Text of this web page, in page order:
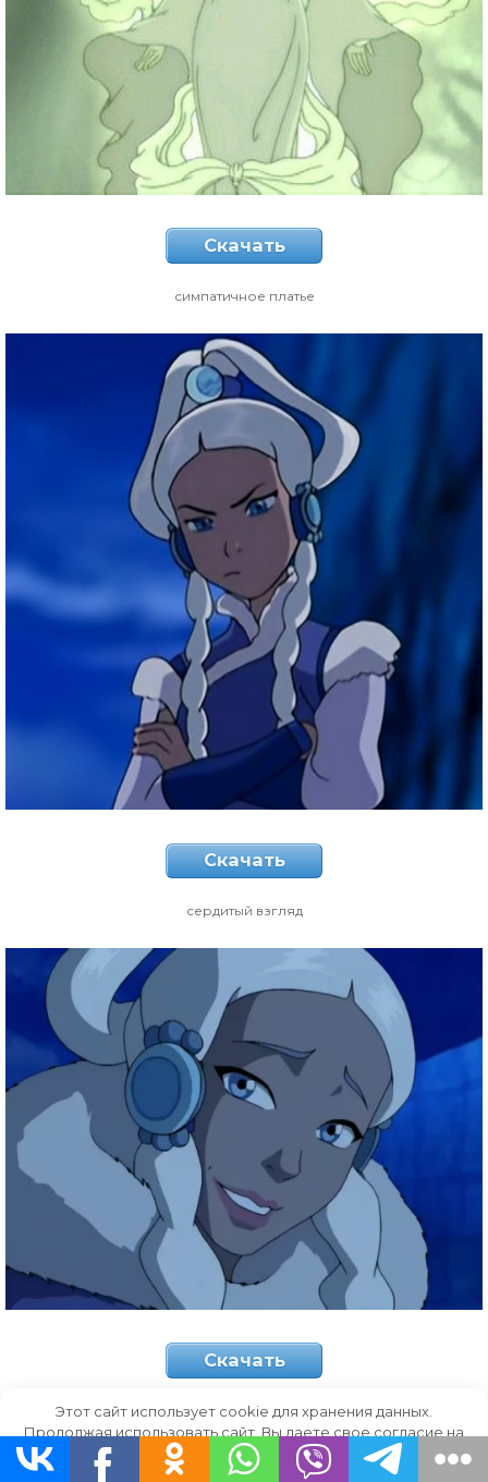
Скачать
симпатичное платье
Скачать
сердитый взгляд
Скачать
тонкие брови
Этот сайт использует cookie для хранения данных.
Продолжая использовать сайт, Вы даете свое согласие на
работу с этими файлами.
OK